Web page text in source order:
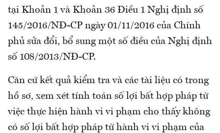
tại Khoản 1 và Khoản 36 Điều 1 Nghị định số
145/2016/NĐ-CP ngày 01/11/2016 của Chính
phủ sửa đổi, bổ sung một số điều của Nghị định
số 108/2013/NĐ-CP.
Căn cứ kết quả kiểm tra và các tài liệu có trong
hồ sơ, xem xét tính toán số lợi bất hợp pháp từ
việc thực hiện hành vi vi phạm cho thấy không
có số lợi bất hợp pháp từ hành vi vi phạm của